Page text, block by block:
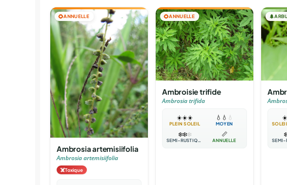
🌻ANNUELLE
Ambrosia artemisiifolia
Ambrosia artemisiifolia
☠️Toxique
🌻ANNUELLE
Ambroisie trifide
Ambrosia trifida
☀️☀️☀️
PLEIN SOLEIL
💧 💧 💧
MOYEN
❄️❄️❄️
SEMI-RUSTIQUE
📏
ANNUELLE
🌲
☀️